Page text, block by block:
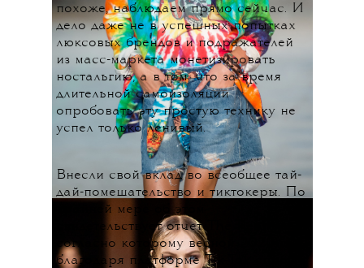
похоже, наблюдаем прямо сейчас. И
дело даже не в успешных попытках
люксовых брендов и подражателей
из масс-маркета монетизировать
ностальгию, а в том, что за время
длительной самоизоляции
опробовать эту простую технику не
успел только ленивый.
Внесли свой вклад во всеобщее тай-
дай-помешательство и тиктокеры. По
крайней мере об этом
свидетельствует отчет The Real Real,
согласно которому весной 2020-го
благодаря платформе Tik-Tok спрос